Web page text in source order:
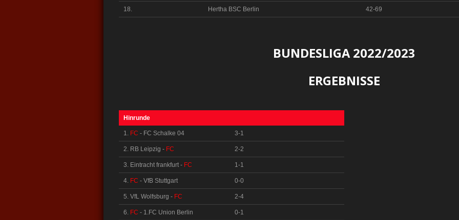
18. Hertha BSC Berlin 42-69
BUNDESLIGA 2022/2023
ERGEBNISSE
Hinrunde
1. FC - FC Schalke 04 3-1
2. RB Leipzig - FC 2-2
3. Eintracht frankfurt - FC 1-1
4. FC - VfB Stuttgart 0-0
5. VfL Wolfsburg - FC 2-4
6. FC - 1.FC Union Berlin 0-1